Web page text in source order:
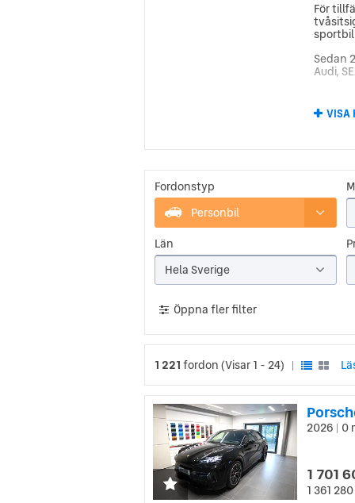
För
sportbil
Sedan
Audi,
hette
Under
den
än
VISA
Fordonstyp
Personbil
Län
Hela Sverige
Öppna fler filter
1 221 fordon (Visar 1 - 24)
2026 0
1 701
1 361